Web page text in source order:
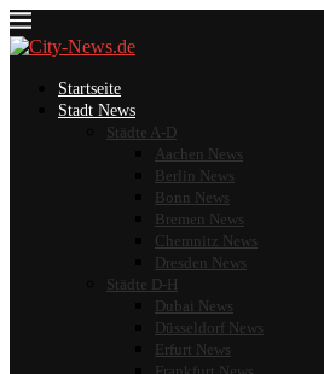
Startseite
Stadt News
Städte A-D
Aachen News
Berlin News
Bonn News
Bremen News
Chemnitz News
Dresden News
Städte D-H
Dubai News
Düsseldorf News
Erfurt News